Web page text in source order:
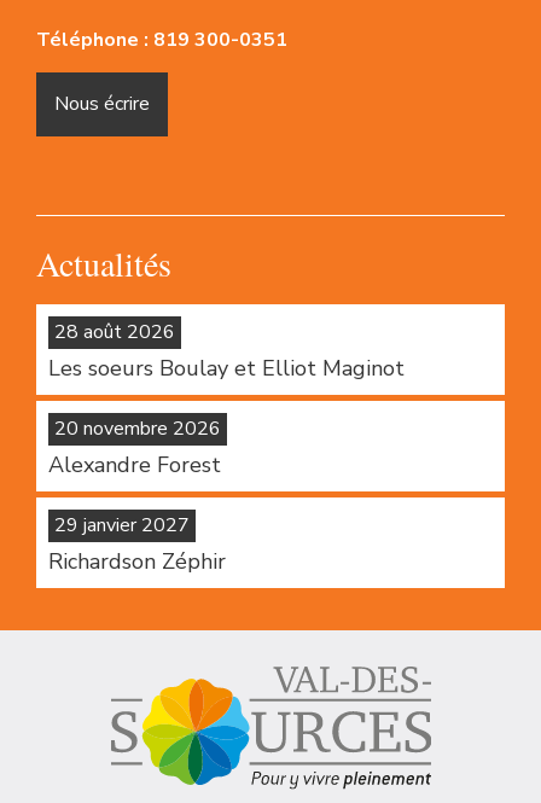
Téléphone : 819 300-0351
Nous écrire
Actualités
28 août 2026
Les soeurs Boulay et Elliot Maginot
20 novembre 2026
Alexandre Forest
29 janvier 2027
Richardson Zéphir